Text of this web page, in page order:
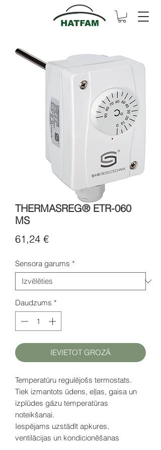
THERMASREG® ETR-060
MS
61,24 €Cena
Sensora garums *
Daudzums *
IEVIETOT GROZĀ
Temperatūru regulējošs termostats.
Tiek izmantots ūdens, eļļas, gaisa un
izplūdes gāzu temperatūras
noteikšanai.
Iespējams uzstādīt apkures,
ventilācijas un kondicionēšanas